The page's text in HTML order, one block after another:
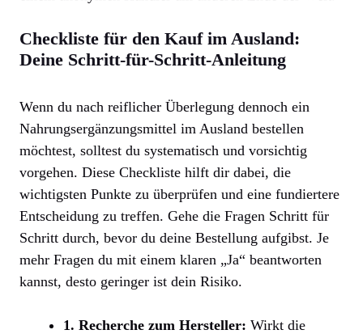
Checkliste für den Kauf im Ausland:
Deine Schritt-für-Schritt-Anleitung
Wenn du nach reiflicher Überlegung dennoch ein
Nahrungsergänzungsmittel im Ausland bestellen
möchtest, solltest du systematisch und vorsichtig
vorgehen. Diese Checkliste hilft dir dabei, die
wichtigsten Punkte zu überprüfen und eine fundiertere
Entscheidung zu treffen. Gehe die Fragen Schritt für
Schritt durch, bevor du deine Bestellung aufgibst. Je
mehr Fragen du mit einem klaren „Ja“ beantworten
kannst, desto geringer ist dein Risiko.
1. Recherche zum Hersteller: Wirkt die